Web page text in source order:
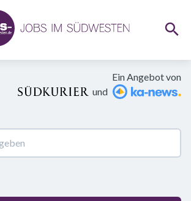
Ein Angebot von
und